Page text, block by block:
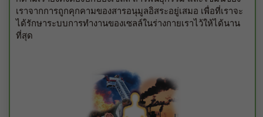
เราจากการถูกคุกคามของสารอนุมูลอิสระอยู่เสมอ เพื่อที่เราจะ
ได้รักษาระบบการทำงานของเซลล์ในร่างกายเราไว้ให้ได้นาน
ที่สุด